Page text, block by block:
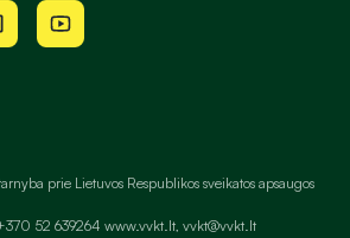
prie Lietuvos Respublikos sveikatos apsaugos
52 639264 www.vvkt.lt, vvkt@vvkt.lt